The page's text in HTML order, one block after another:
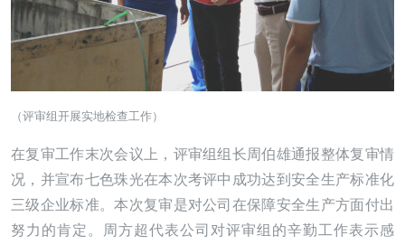
（评审组开展实地检查工作）
在复审工作末次会议上，评审组组长周伯雄通报整体复审情
况，并宣布七色珠光在本次考评中成功达到安全生产标准化
三级企业标准。本次复审是对公司在保障安全生产方面付出
努力的肯定。周方超代表公司对评审组的辛勤工作表示感